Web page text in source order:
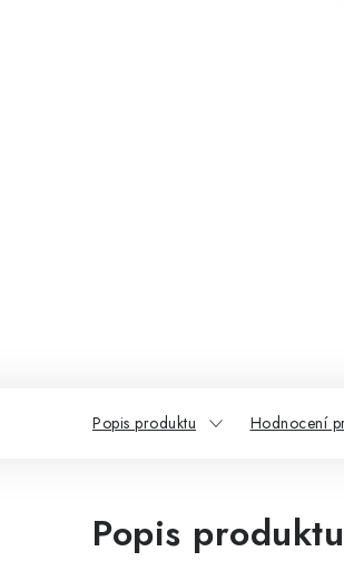
Popis produktu Hodnocení
Popis produktu